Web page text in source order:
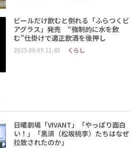
ビールだけ飲むと倒れる「ふらつくビ
アグラス」発売 “強制的に水を飲
む”仕掛けで適正飲酒を後押し
2025.06.09 11:45 くらし
日曜劇場「VIVANT」「やっぱり面白
い！」「黒須（松坂桃李）たちはなぜ
拉致されたのか」